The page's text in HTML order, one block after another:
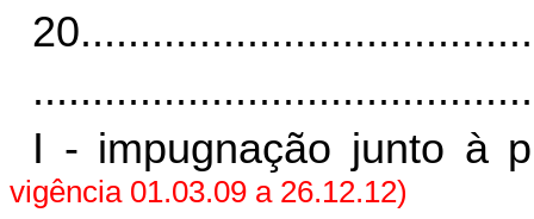
20
I - impugnação junto à
vigência 01.03.09 a 26.12.12)